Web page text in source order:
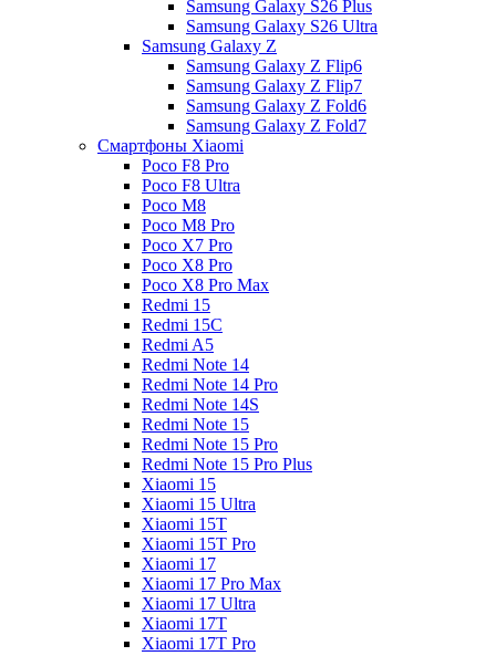
Samsung Galaxy S26 Plus
Samsung Galaxy S26 Ultra
Samsung Galaxy Z
Samsung Galaxy Z Flip6
Samsung Galaxy Z Flip7
Samsung Galaxy Z Fold6
Samsung Galaxy Z Fold7
Смартфоны Xiaomi
Poco F8 Pro
Poco F8 Ultra
Poco M8
Poco M8 Pro
Poco X7 Pro
Poco X8 Pro
Poco X8 Pro Max
Redmi 15
Redmi 15C
Redmi A5
Redmi Note 14
Redmi Note 14 Pro
Redmi Note 14S
Redmi Note 15
Redmi Note 15 Pro
Redmi Note 15 Pro Plus
Xiaomi 15
Xiaomi 15 Ultra
Xiaomi 15T
Xiaomi 15T Pro
Xiaomi 17
Xiaomi 17 Pro Max
Xiaomi 17 Ultra
Xiaomi 17T
Xiaomi 17T Pro